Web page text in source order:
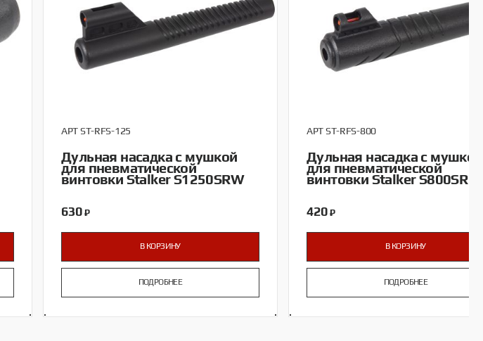
АРТ ST-RFS-125
Дульная насадка с мушкой
для пневматической
винтовки Stalker S1250SRW
630 ₽
В КОРЗИНУ
ПОДРОБНЕЕ
АРТ ST-RFS-800
Дульная насадка с мушкой
для пневматической
винтовки Stalker S800SR
420 ₽
В КОРЗИНУ
ПОДРОБНЕЕ